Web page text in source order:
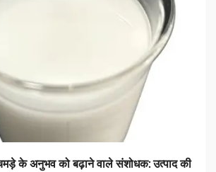
के अनुभव को बढ़ाने वाले संशोधक: उत्पाद की